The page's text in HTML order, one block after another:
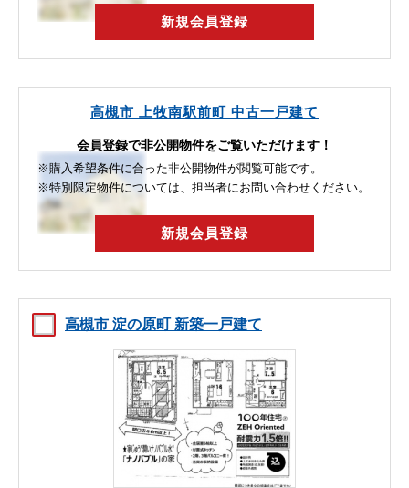
新規会員登録
高槻市 上牧南駅前町 中古一戸建て
会員登録で非公開物件をご覧いただけます！
※購入希望条件に合った非公開物件が閲覧可能です。
※特別限定物件については、担当者にお問い合わせください。
新規会員登録
高槻市 淀の原町 新築一戸建て